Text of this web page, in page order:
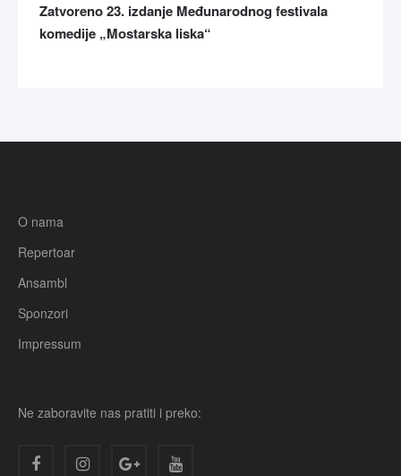
Zatvoreno 23. izdanje Međunarodnog festivala
komedije „Mostarska liska“
O nama
Repertoar
Ansambl
Sponzori
Impressum
Ne zaboravite nas pratiti i preko: